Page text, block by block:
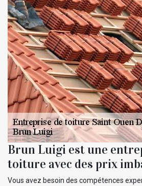
Brun Luigi est une
toiture avec des prix
Vous avez besoin des compétences